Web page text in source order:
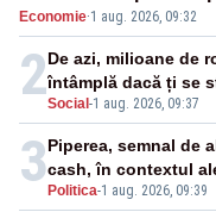
cunoscută de pe
Economie·1 aug. 2026, 09:32
2Social -1 aug. 2026, 09:37
De azi, milioane de
întâmplă dacă ți se
3 Politica-1 aug. 2026, 09:39
Piperea, semnal de
cash, în contextul